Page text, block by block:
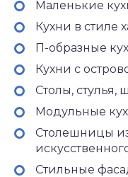
Маленькие
Кухни в стиле
П-образные
Кухни с
Столы,
Модульные
Столешницы
Стильные